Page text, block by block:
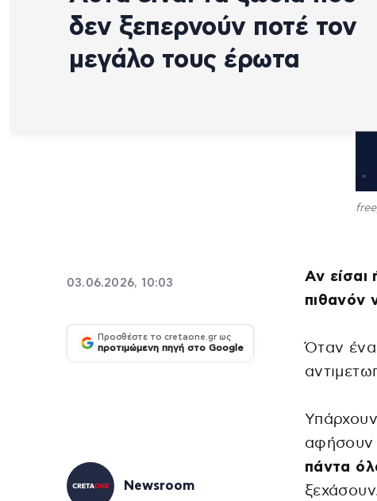
δεν ξεπερνούν ποτέ τον
μεγάλο τους έρωτα
03.06.2026, 10:03
Προσθέστε το cretaone.gr ως
προτιμώμενη πηγή στο Google
Newsroom
Αν είσαι
πιθανόν
Όταν
αφήσουν
πάντα